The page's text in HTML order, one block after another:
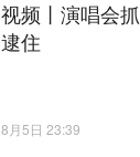
视频丨演唱会
逮住
8月5日 23:39